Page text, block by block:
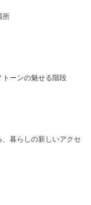
所
トーンの魅せる階段
、暮らしの新しいアクセ